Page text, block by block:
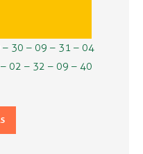
– 30 – 09 – 31 – 04
02 – 32 – 09 – 40